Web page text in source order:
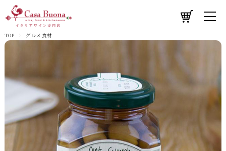
TOP グルメ食材